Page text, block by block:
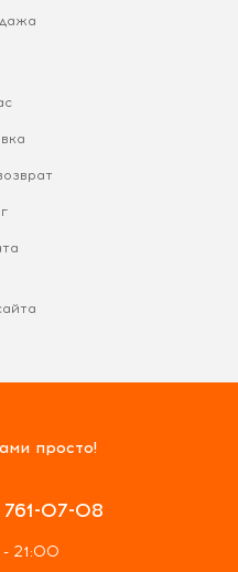
просто!
07-08
21:00